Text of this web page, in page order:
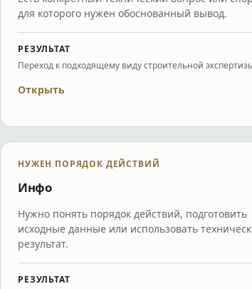
для которого нужен обоснованный вывод.
РЕЗУЛЬТАТ
Переход к подходящему виду строительной
Открыть
НУЖЕН ПОРЯДОК ДЕЙСТВИЙ
Инфо
Нужно понять порядок действий, подготовить
исходные данные или использовать
результат.
РЕЗУЛЬТАТ